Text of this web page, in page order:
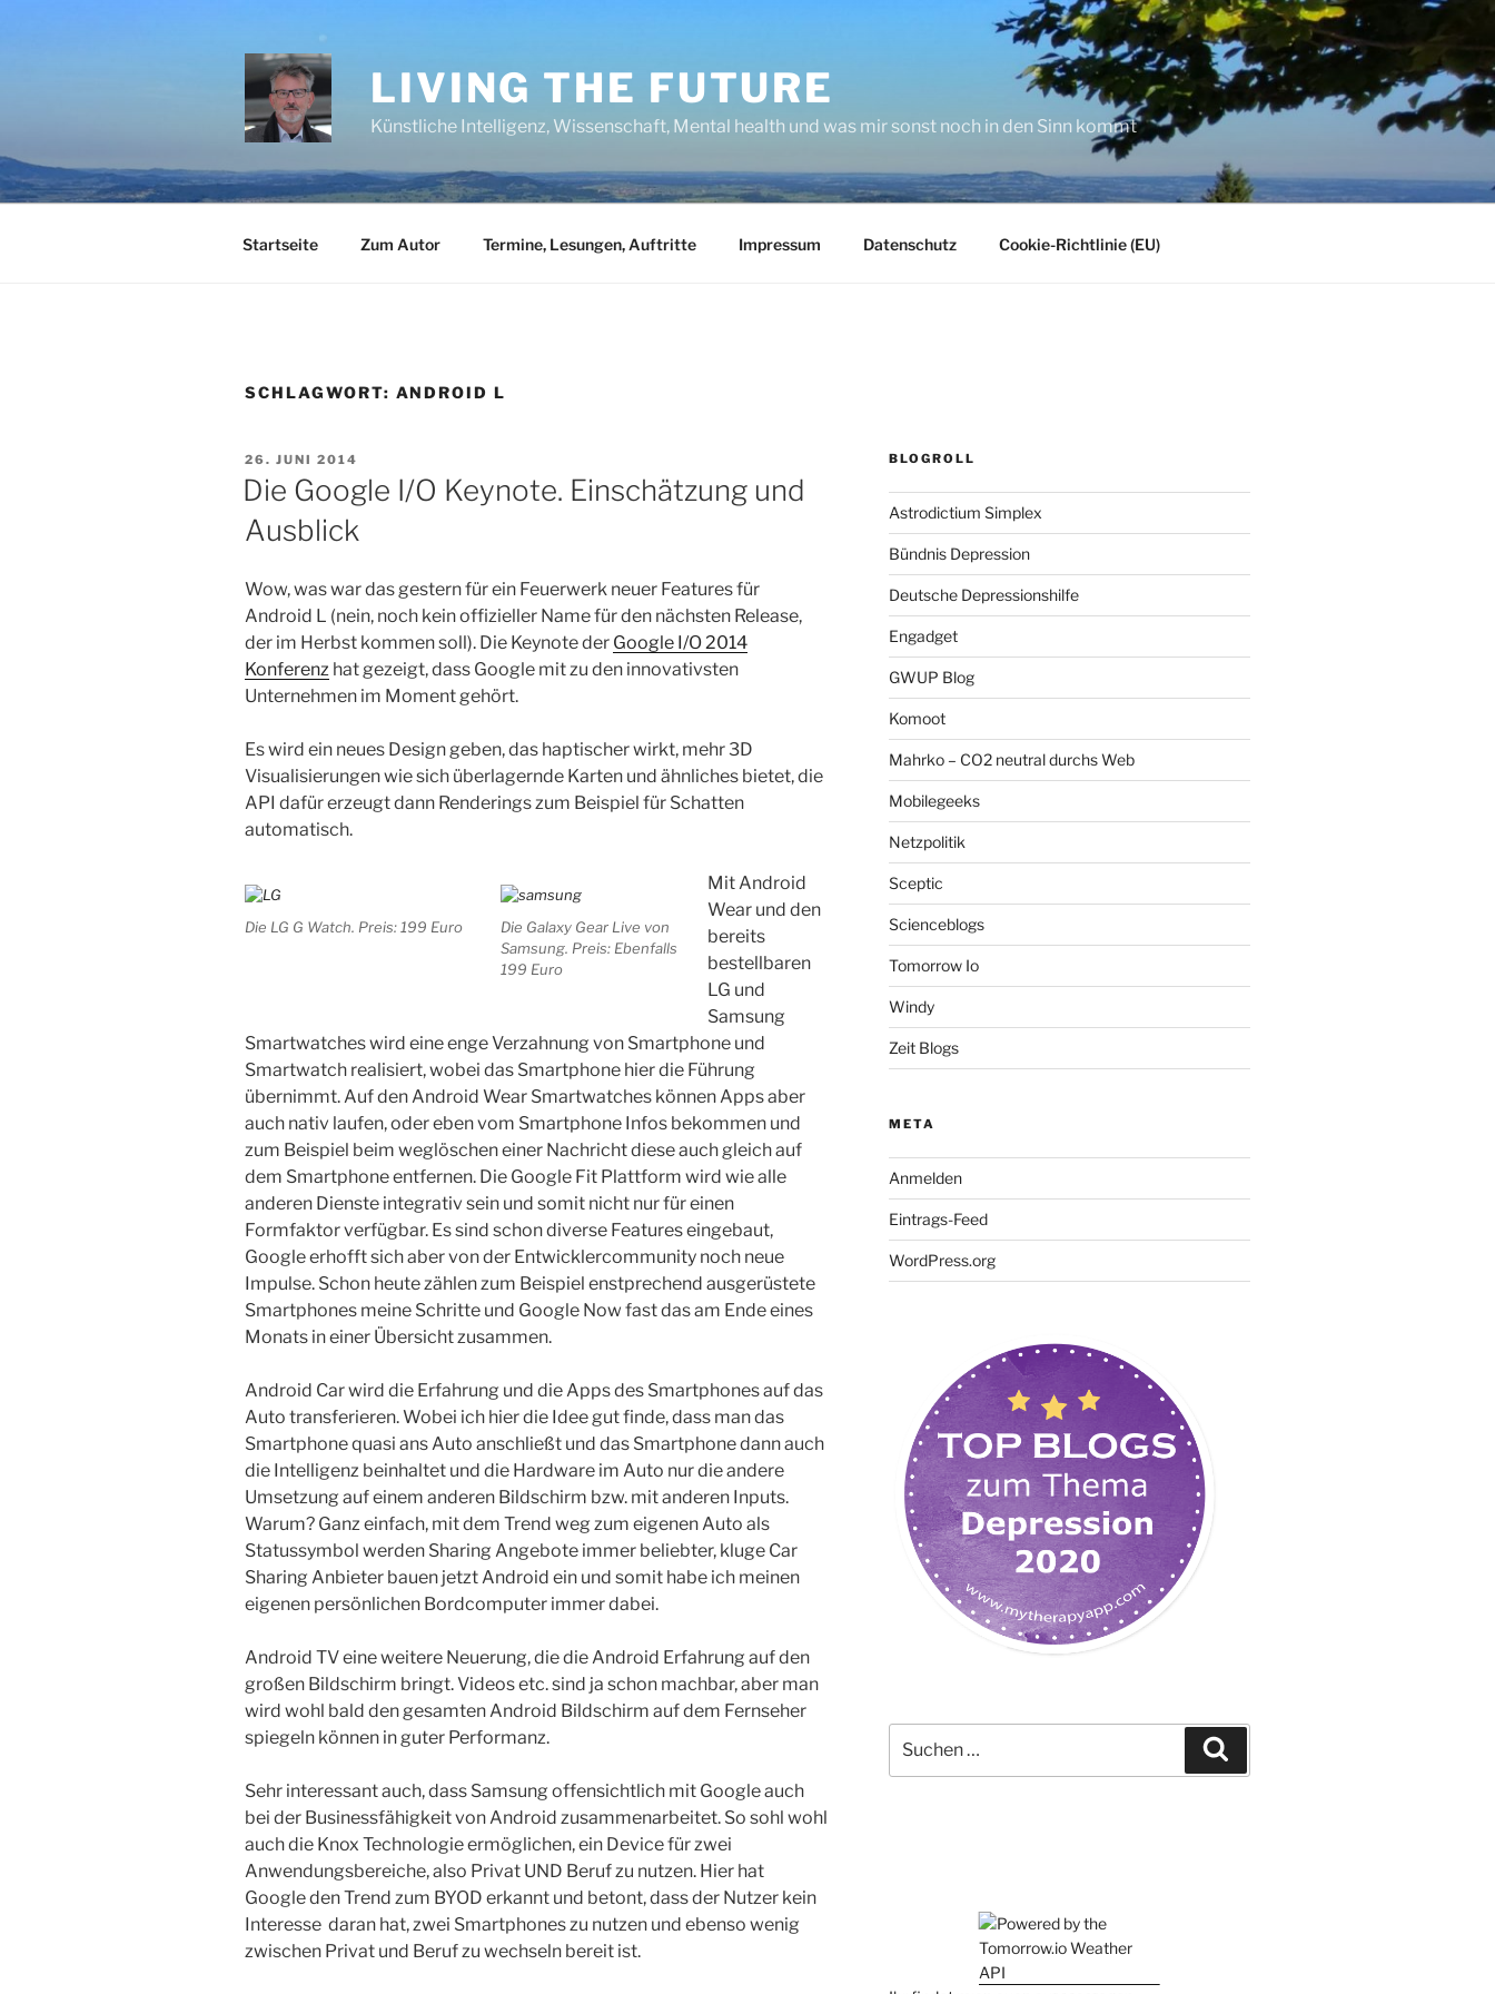
LIVING THE FUTURE
Künstliche Intelligenz, Wissenschaft, Mental health und was mir sonst noch in den Sinn kommt
Startseite Zum Autor Termine, Lesungen, Auftritte Impressum Datenschutz Cookie-Richtlinie (EU)
SCHLAGWORT: ANDROID L
VERÖFFENTLICHT
AM
26. JUNI 2014
Die Google I/O Keynote. Einschätzung und
Ausblick
Wow, was war das gestern für ein Feuerwerk neuer Features für
Android L (nein, noch kein offizieller Name für den nächsten Release,
der im Herbst kommen soll). Die Keynote der Google I/O 2014
Konferenz hat gezeigt, dass Google mit zu den innovativsten
Unternehmen im Moment gehört.
Es wird ein neues Design geben, das haptischer wirkt, mehr 3D
Visualisierungen wie sich überlagernde Karten und ähnliches bietet, die
API dafür erzeugt dann Renderings zum Beispiel für Schatten
automatisch.
Die LG G Watch. Preis: 199 Euro
Die Galaxy Gear Live von
Samsung. Preis: Ebenfalls
199 Euro
Mit Android
Wear und den
bereits
bestellbaren
LG und
Samsung
Smartwatches wird eine enge Verzahnung von Smartphone und
Smartwatch realisiert, wobei das Smartphone hier die Führung
übernimmt. Auf den Android Wear Smartwatches können Apps aber
auch nativ laufen, oder eben vom Smartphone Infos bekommen und
zum Beispiel beim weglöschen einer Nachricht diese auch gleich auf
dem Smartphone entfernen. Die Google Fit Plattform wird wie alle
anderen Dienste integrativ sein und somit nicht nur für einen
Formfaktor verfügbar. Es sind schon diverse Features eingebaut,
Google erhofft sich aber von der Entwicklercommunity noch neue
Impulse. Schon heute zählen zum Beispiel enstprechend ausgerüstete
Smartphones meine Schritte und Google Now fast das am Ende eines
Monats in einer Übersicht zusammen.
Android Car wird die Erfahrung und die Apps des Smartphones auf das
Auto transferieren. Wobei ich hier die Idee gut finde, dass man das
Smartphone quasi ans Auto anschließt und das Smartphone dann auch
die Intelligenz beinhaltet und die Hardware im Auto nur die andere
Umsetzung auf einem anderen Bildschirm bzw. mit anderen Inputs.
Warum? Ganz einfach, mit dem Trend weg zum eigenen Auto als
Statussymbol werden Sharing Angebote immer beliebter, kluge Car
Sharing Anbieter bauen jetzt Android ein und somit habe ich meinen
eigenen persönlichen Bordcomputer immer dabei.
Android TV eine weitere Neuerung, die die Android Erfahrung auf den
großen Bildschirm bringt. Videos etc. sind ja schon machbar, aber man
wird wohl bald den gesamten Android Bildschirm auf dem Fernseher
spiegeln können in guter Performanz.
Sehr interessant auch, dass Samsung offensichtlich mit Google auch
bei der Businessfähigkeit von Android zusammenarbeitet. So sohl wohl
auch die Knox Technologie ermöglichen, ein Device für zwei
Anwendungsbereiche, also Privat UND Beruf zu nutzen. Hier hat
Google den Trend zum BYOD erkannt und betont, dass der Nutzer kein
Interesse daran hat, zwei Smartphones zu nutzen und ebenso wenig
zwischen Privat und Beruf zu wechseln bereit ist.
BLOGROLL
Astrodictium Simplex
Bündnis Depression
Deutsche Depressionshilfe
Engadget
GWUP Blog
Komoot
Mahrko – CO2 neutral durchs Web
Mobilegeeks
Netzpolitik
Sceptic
Scienceblogs
Tomorrow Io
Windy
Zeit Blogs
META
Anmelden
Eintrags-Feed
WordPress.org
nach: